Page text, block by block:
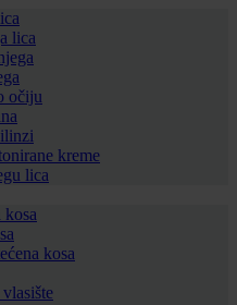
lica
očiju
kreme
lica
kosa
kosa